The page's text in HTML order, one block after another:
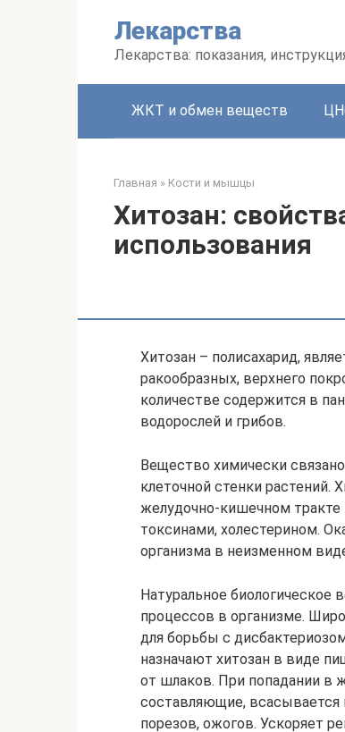
Лекарства
Лекарства: показания,
ЖКТ и обмен веществ
Главная » Кости и мышцы
Хитозан:
использования
Хитозан – полисахарид,
ракообразных, верхнего
количестве содержится в
водорослей и грибов.
Вещество химически
клеточной стенки растений.
желудочно-кишечном тракте
токсинами, холестерином.
организма в неизменном
Натуральное биологическое
процессов в организме.
для борьбы с
назначают хитозан в виде
от шлаков. При попадании в
составляющие, всасывается
порезов, ожогов. Ускоряет